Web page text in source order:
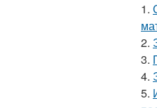
1.
2.
3.
4.
5.